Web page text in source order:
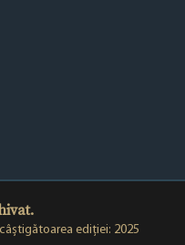
ediției: 2025